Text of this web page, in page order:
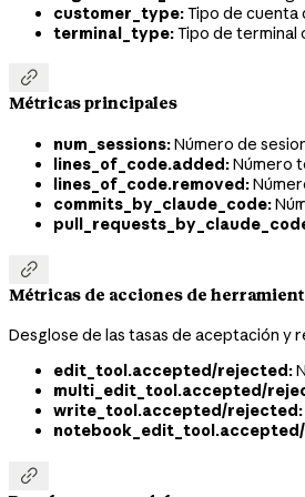
customer_type:Tipo de cuenta
terminal_type:Tipo de terminal

Métricas principales
num_sessions:Número de
lines_of_code.added:Número
lines_of_code.removed:
commits_by_claude_code:

Métricas de acciones de
Desglose de las tasas de aceptación y
edit_tool.accepted/rejected:
multi_edit_tool.accepted/
write_tool.accepted/rejected:
